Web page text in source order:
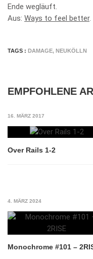
Ende wegläuft.
Aus: Ways to feel better.
TAGS : DAMAGE, NEUKÖLLN
EMPFOHLENE
16. MÄRZ 2017
Over Rails 1-2
4. MÄRZ 2024
Monochrome #101 –